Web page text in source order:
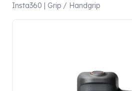
Insta360 | Grip / Handgrip